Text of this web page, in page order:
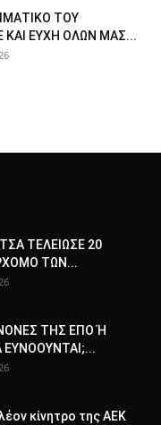
ΤΟΥ
ΚΑΙ ΕΥΧΗ ΟΛΩΝ ΜΑΣ...
ΤΕΛΕΙΩΣΕ 20
ΤΩΝ...
ΤΗΣ ΕΠΟ Ή
ΕΥΝΟΟΥΝΤΑΙ;...
κίνητρο της ΑΕΚ